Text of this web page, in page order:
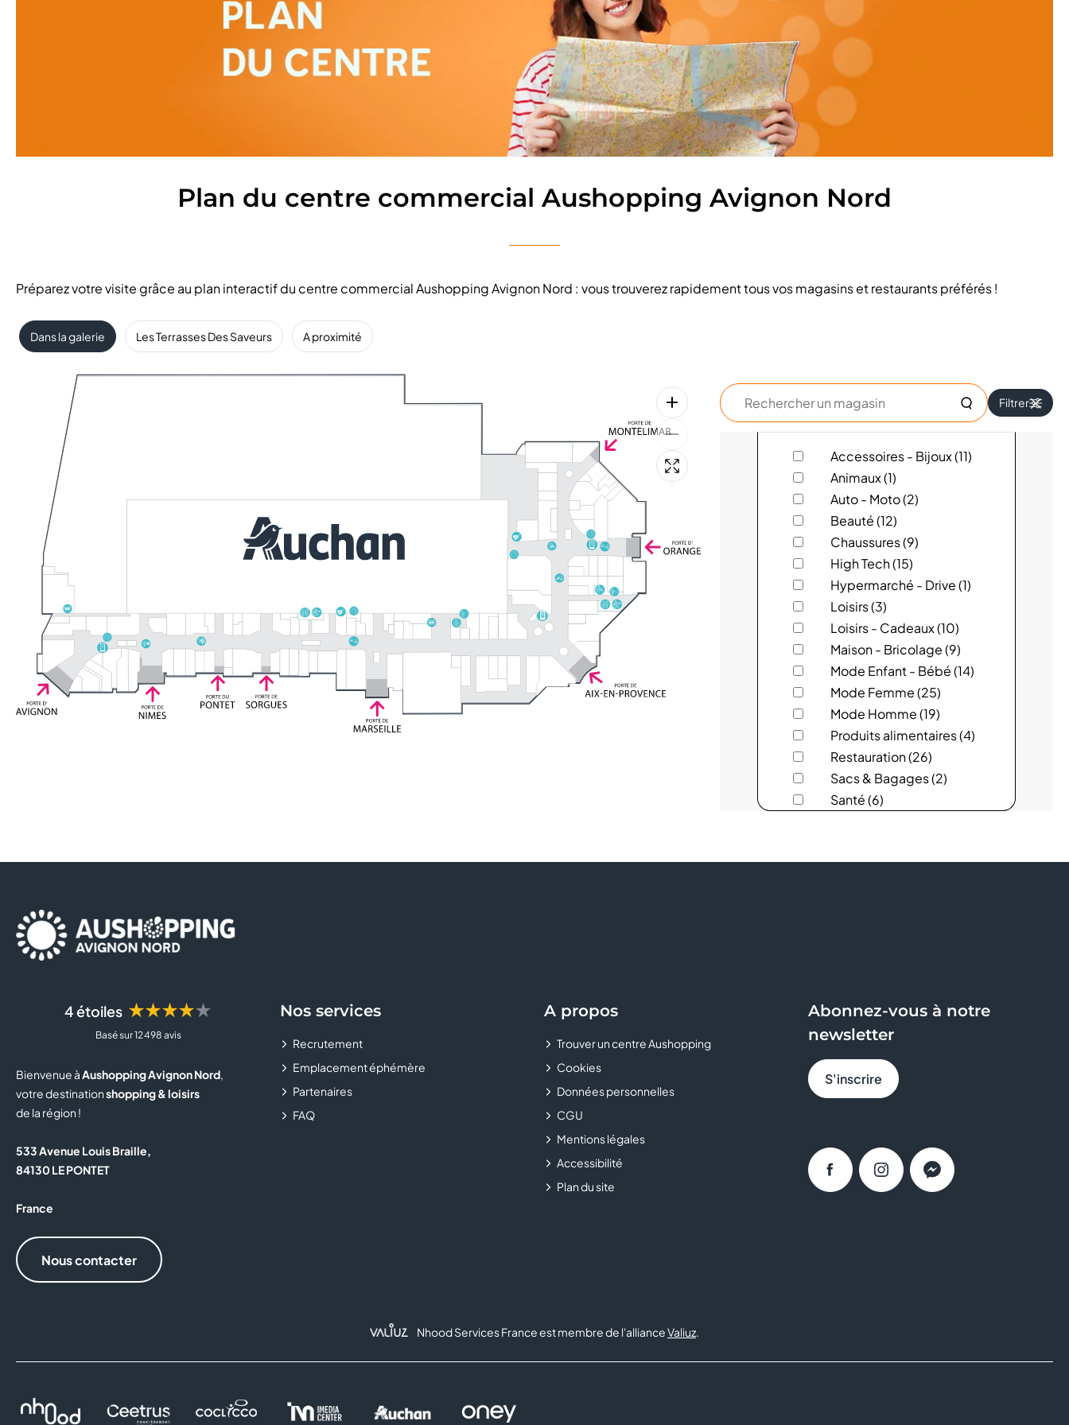
Plan du centre commercial Aushopping Avignon Nord
Préparez votre visite grâce au plan interactif du centre commercial Aushopping Avignon Nord : vous trouverez rapidement tous vos magasins et restaurants préférés !
Dans la galerie Les Terrasses Des Saveurs A proximité
Rechercher
un
magasin
Filtrer
ACTION
ADIDAS
ADOPT'
AKSES
ALAIN AFFLELOU
ALIVE
AMBASSADE DE BRETAGNE
ANIMALIS
ARCHIPEL
ARMAND THIERY FEMME
AUCHAN
BOULANGER
BRUT BUTCHER
BUT
Accessoires - Bijoux (11)
Animaux (1)
Auto - Moto (2)
Beauté (12)
Chaussures (9)
High Tech (15)
Hypermarché - Drive (1)
Loisirs (3)
Loisirs - Cadeaux (10)
Maison - Bricolage (9)
Mode Enfant - Bébé (14)
Mode Femme (25)
Mode Homme (19)
Produits alimentaires (4)
Restauration (26)
Sacs & Bagages (2)
Santé (6)
Sport (6)
4 étoiles ★★★★★
Basé sur 12 498 avis
Bienvenue àAushopping Avignon Nord,
votre destinationshopping & loisirs
de la région !
533 Avenue Louis Braille,
84130 LE PONTET
France
Nous contacter
Nos services
Recrutement
Emplacement éphémère
Partenaires
FAQ
A propos
Trouver un centre Aushopping
Cookies
Données personnelles
CGU
Mentions légales
Accessibilité
Plan du site
Abonnez-vous à notre
newsletter
S'inscrire
FacebookInstagramMessenger
Nhood Services France est membre de l'allianceValiuz.